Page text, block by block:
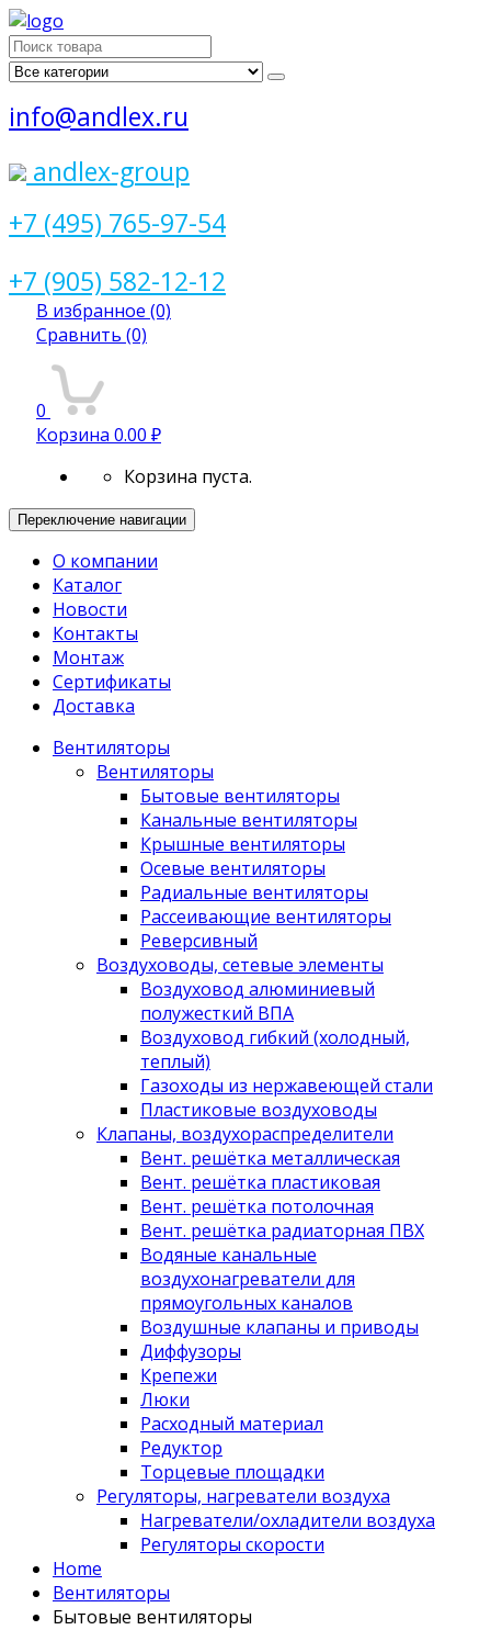
Поиск
для:
info@andlex.ru
andlex-group
+7 (495) 765-97-54
+7 (905) 582-12-12
В избранное (0)
Сравнить (0)
0
Корзина 0.00 ₽
Корзина пуста.
Переключение навигации
О компании
Каталог
Новости
Контакты
Монтаж
Сертификаты
Доставка
Вентиляторы
Вентиляторы
Бытовые вентиляторы
Канальные вентиляторы
Крышные вентиляторы
Осевые вентиляторы
Радиальные вентиляторы
Рассеивающие вентиляторы
Реверсивный
Воздуховоды, сетевые элементы
Воздуховод алюминиевый
полужесткий ВПА
Воздуховод гибкий (холодный,
теплый)
Газоходы из нержавеющей стали
Пластиковые воздуховоды
Клапаны, воздухораспределители
Вент. решётка металлическая
Вент. решётка пластиковая
Вент. решётка потолочная
Вент. решётка радиаторная ПВХ
Водяные канальные
воздухонагреватели для
прямоугольных каналов
Воздушные клапаны и приводы
Диффузоры
Крепежи
Люки
Расходный материал
Редуктор
Торцевые площадки
Регуляторы, нагреватели воздуха
Нагреватели/охладители воздуха
Регуляторы скорости
Home
Вентиляторы
Бытовые вентиляторы